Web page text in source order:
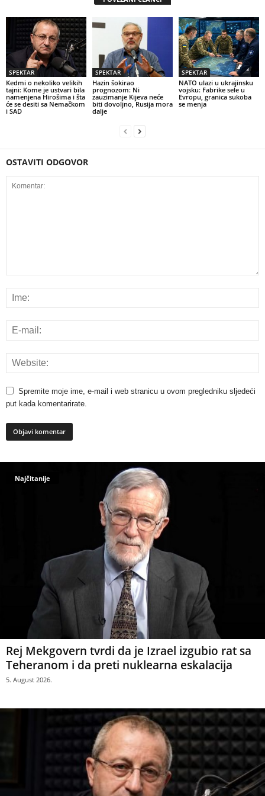
SPEKTAR
Kedmi o nekoliko velikih
tajni: Kome je ustvari bila
namenjena Hirošima i šta
će se desiti sa Nemačkom
i SAD
SPEKTAR
Hazin šokirao
prognozom: Ni
zauzimanje Kijeva neće
biti dovoljno, Rusija mora
dalje
SPEKTAR
NATO ulazi u ukrajinsku
vojsku: Fabrike sele u
Evropu, granica sukoba
se menja
OSTAVITI ODGOVOR
Spremite moje ime, e-mail i web stranicu u ovom pregledniku sljedeći
put kada komentarirate.
Najčitanije
Rej Mekgovern tvrdi da je Izrael izgubio rat sa
Teheranom i da preti nuklearna eskalacija
5. August 2026.